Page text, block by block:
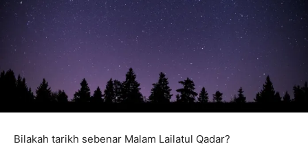
Bilakah tarikh sebenar Malam Lailatul Qadar?